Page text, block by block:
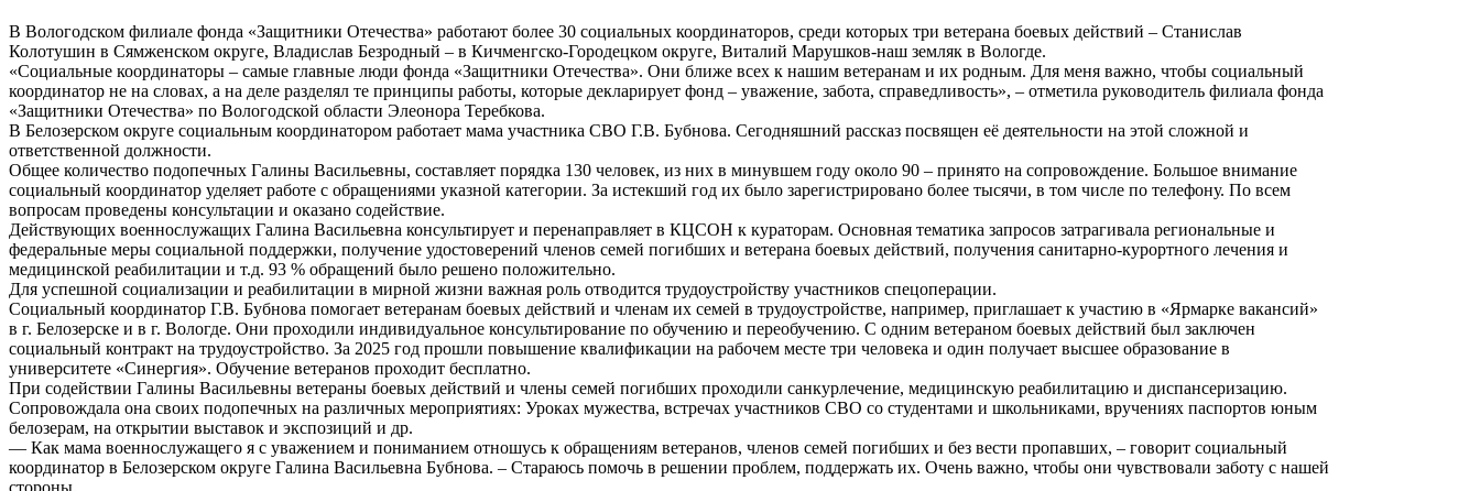
В Вологодском филиале фонда «Защитники Отечества» работают более 30 социальных координаторов, среди которых три ветерана боевых действий – Станислав
Колотушин в Сямженском округе, Владислав Безродный – в Кичменгско-Городецком округе, Виталий Марушков-наш земляк в Вологде.
«Социальные координаторы – самые главные люди фонда «Защитники Отечества». Они ближе всех к нашим ветеранам и их родным. Для меня важно, чтобы социальный
координатор не на словах, а на деле разделял те принципы работы, которые декларирует фонд – уважение, забота, справедливость», – отметила руководитель филиала фонда
«Защитники Отечества» по Вологодской области Элеонора Теребкова.
В Белозерском округе социальным координатором работает мама участника СВО Г.В. Бубнова. Сегодняшний рассказ посвящен её деятельности на этой сложной и
ответственной должности.
Общее количество подопечных Галины Васильевны, составляет порядка 130 человек, из них в минувшем году около 90 – принято на сопровождение. Большое внимание
социальный координатор уделяет работе с обращениями указной категории. За истекший год их было зарегистрировано более тысячи, в том числе по телефону. По всем
вопросам проведены консультации и оказано содействие.
Действующих военнослужащих Галина Васильевна консультирует и перенаправляет в КЦСОН к кураторам. Основная тематика запросов затрагивала региональные и
федеральные меры социальной поддержки, получение удостоверений членов семей погибших и ветерана боевых действий, получения санитарно-курортного лечения и
медицинской реабилитации и т.д. 93 % обращений было решено положительно.
Для успешной социализации и реабилитации в мирной жизни важная роль отводится трудоустройству участников спецоперации.
Социальный координатор Г.В. Бубнова помогает ветеранам боевых действий и членам их семей в трудоустройстве, например, приглашает к участию в «Ярмарке вакансий»
в г. Белозерске и в г. Вологде. Они проходили индивидуальное консультирование по обучению и переобучению. С одним ветераном боевых действий был заключен
социальный контракт на трудоустройство. За 2025 год прошли повышение квалификации на рабочем месте три человека и один получает высшее образование в
университете «Синергия». Обучение ветеранов проходит бесплатно.
При содействии Галины Васильевны ветераны боевых действий и члены семей погибших проходили санкурлечение, медицинскую реабилитацию и диспансеризацию.
Сопровождала она своих подопечных на различных мероприятиях: Уроках мужества, встречах участников СВО со студентами и школьниками, вручениях паспортов юным
белозерам, на открытии выставок и экспозиций и др.
— Как мама военнослужащего я с уважением и пониманием отношусь к обращениям ветеранов, членов семей погибших и без вести пропавших, – говорит социальный
координатор в Белозерском округе Галина Васильевна Бубнова. – Стараюсь помочь в решении проблем, поддержать их. Очень важно, чтобы они чувствовали заботу с нашей